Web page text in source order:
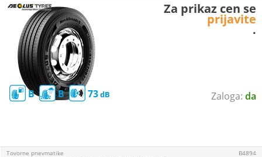
da
B B 73
Za prikaz cen se
prijavite
.
Tovorne pnevmatike B4894